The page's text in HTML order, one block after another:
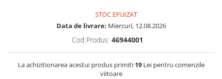
Placi de indreptat parul
STOC EPUIZAT
Data de livrare: Miercuri, 12.08.2026
Cod Produs: 46944001
La achizitionarea acestui produs primiti 19Lei pentru comenzile
viitoare